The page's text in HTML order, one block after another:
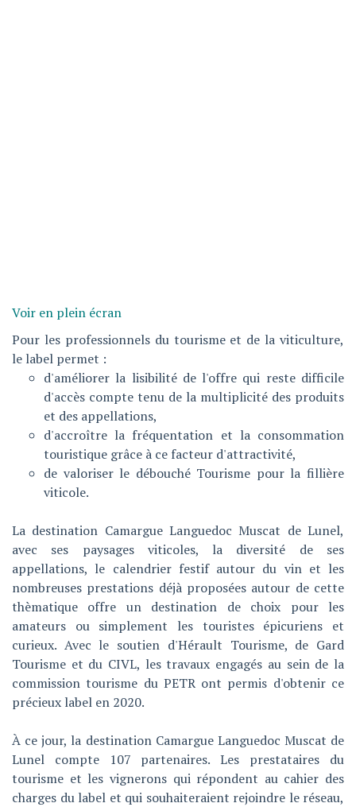
Voir en plein écran
Pour les professionnels du tourisme et de la viticulture,
le label permet :
d'améliorer la lisibilité de l'offre qui reste difficile
d'accès compte tenu de la multiplicité des produits
et des appellations,
d'accroître la fréquentation et la consommation
touristique grâce à ce facteur d'attractivité,
de valoriser le débouché Tourisme pour la fillière
viticole.
La destination Camargue Languedoc Muscat de Lunel,
avec ses paysages viticoles, la diversité de ses
appellations, le calendrier festif autour du vin et les
nombreuses prestations déjà proposées autour de cette
thèmatique offre un destination de choix pour les
amateurs ou simplement les touristes épicuriens et
curieux. Avec le soutien d'Hérault Tourisme, de Gard
Tourisme et du CIVL, les travaux engagés au sein de la
commission tourisme du PETR ont permis d'obtenir ce
précieux label en 2020.
À ce jour, la destination Camargue Languedoc Muscat de
Lunel compte 107 partenaires. Les prestataires du
tourisme et les vignerons qui répondent au cahier des
charges du label et qui souhaiteraient rejoindre le réseau,